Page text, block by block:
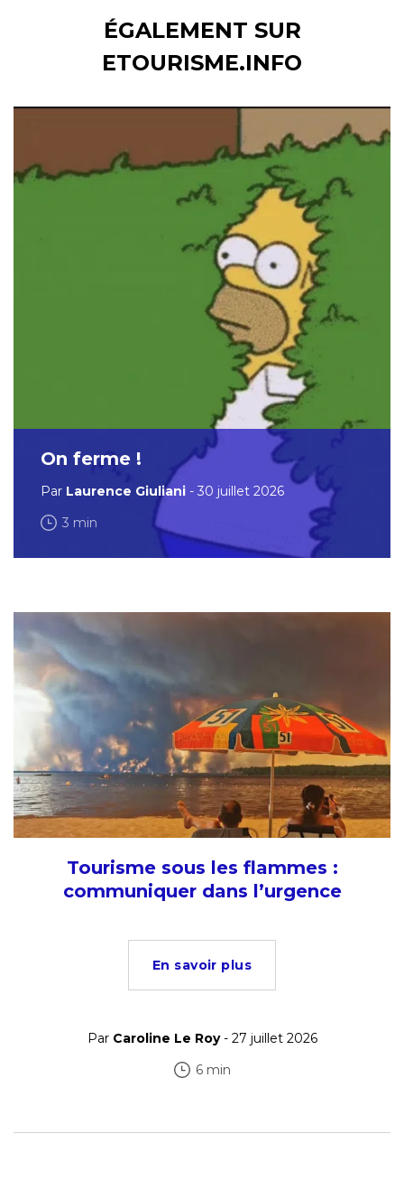
ÉGALEMENT SUR
ETOURISME.INFO
On ferme !
Par Laurence Giuliani - 30 juillet 2026
3 min
Tourisme sous les flammes :
communiquer dans l’urgence
En savoir plus
Par Caroline Le Roy- 27 juillet 2026
6 min